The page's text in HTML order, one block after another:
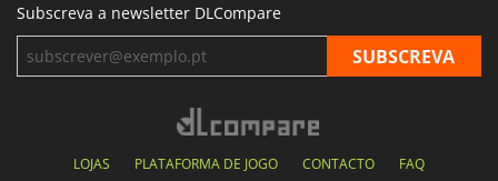
Subscreva a newsletter DLCompare
LOJAS PLATAFORMA DE JOGO CONTACTO FAQ